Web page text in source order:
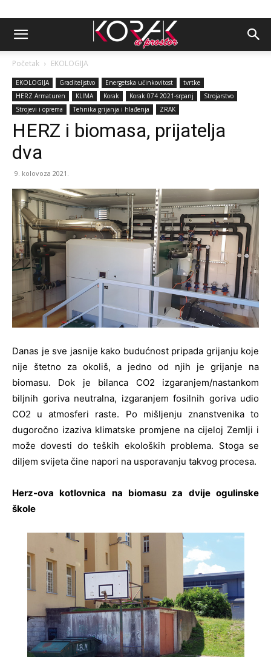
Početak EKOLOGIJA
EKOLOGIJA Graditeljstvo Energetska učinkovitost
tvrtke
HERZ Armaturen
KLIMA Korak Korak 074 2021-srpanj
Strojarstvo
Strojevi i oprema
Tehnika grijanja i hlađenja ZRAK
HERZ i biomasa, prijatelja
dva
9. kolovoza 2021.
Danas je sve jasnije kako budućnost pripada grijanju koje
nije štetno za okoliš, a jedno od njih je grijanje na
biomasu. Dok je bilanca CO2 izgaranjem/nastankom
biljnih goriva neutralna, izgaranjem fosilnih goriva udio
CO2 u atmosferi raste. Po mišljenju znanstvenika to
dugoročno izaziva klimatske promjene na cijeloj Zemlji i
može dovesti do teških ekoloških problema. Stoga se
diljem svijeta čine napori na usporavanju takvog procesa.
Herz-ova kotlovnica na biomasu za dvije ogulinske
škole